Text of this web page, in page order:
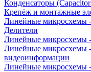
Конденсаторы
Крепёж и монтажные
Линейные микросхемы
Делители
Линейные микросхемы
Линейные микросхемы
видеоинформации
Линейные микросхемы